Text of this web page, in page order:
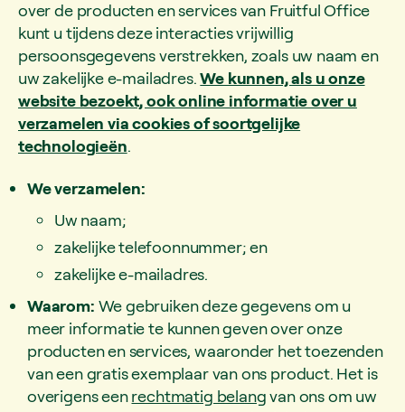
over de producten en services van Fruitful Office
kunt u tijdens deze interacties vrijwillig
persoonsgegevens verstrekken, zoals uw naam en
uw zakelijke e-mailadres.We kunnen, als u onze
website bezoekt, ook online informatie over u
verzamelen via cookies of soortgelijke
technologieën.
We verzamelen:
Uw naam;
zakelijke telefoonnummer; en
zakelijke e-mailadres.
Waarom: We gebruiken deze gegevens om u
meer informatie te kunnen geven over onze
producten en services, waaronder het toezenden
van een gratis exemplaar van ons product. Het is
overigens eenrechtmatig belangvan ons om uw